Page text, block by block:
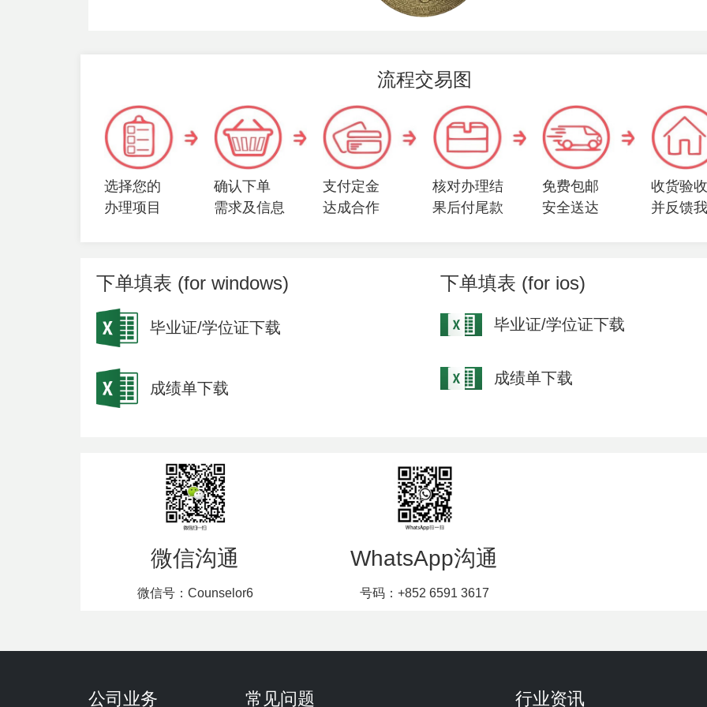
流程交易图
选择您的
办理项目
确认下单
需求及信息
支付定金
达成合作
核对办理结
果后付尾款
免费包邮
安全送达
收货验
并反馈
下单填表 (for windows)
毕业证/学位证下载
成绩单下载
下单填表 (for ios)
毕业证/学位证下载
成绩单下载
微信沟通
微信号：Counselor6
WhatsApp沟通
号码：+852 6591 3617
公司业务 常见问题 行业资讯